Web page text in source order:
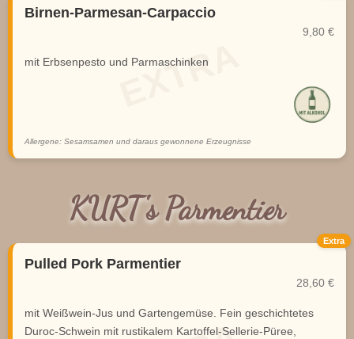
Birnen-Parmesan-Carpaccio
9,80 €
mit Erbsenpesto und Parmaschinken
Allergene: Sesamsamen und daraus gewonnene Erzeugnisse
KURT's Parmentier
Extra
Pulled Pork Parmentier
28,60 €
mit Weißwein-Jus und Gartengemüse. Fein geschichtetes
Duroc-Schwein mit rustikalem Kartoffel-Sellerie-Püree,